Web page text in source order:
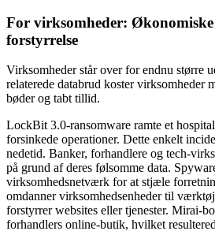
For virksomheder:
forstyrrelse
Virksomheder står over for endnu større
relaterede databrud koster virksomheder
bøder og tabt tillid.
LockBit 3.0-ransomware ramte et
forsinkede operationer. Dette enkelt
nedetid. Banker, forhandlere og tech-
på grund af deres følsomme data.
virksomhedsnetværk for at stjæle
omdanner virksomhedsenheder til
forstyrrer websites eller tjenester. Mirai-
forhandlers online-butik, hvilket